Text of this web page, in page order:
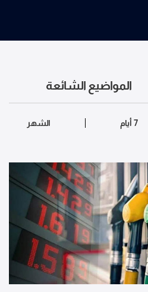
المواضيع الشائعة